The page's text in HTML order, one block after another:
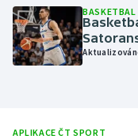
Plavání
Plážový volejbal
BASKETBAL
APLIKACE ČT SPORT